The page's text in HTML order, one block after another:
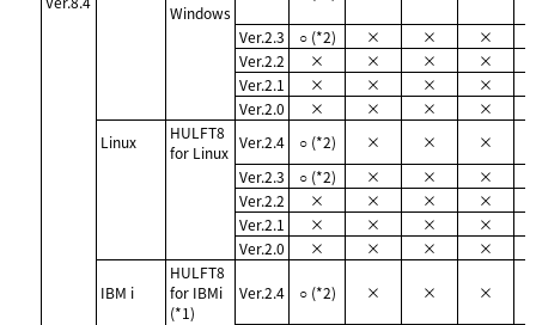
Windows
Ver.2.3 ○ (*2) × × ×
Ver.2.2
× × × ×
Ver.2.1
× × × ×
Ver.2.0
× × × ×
Linux
HULFT8
for Linux
Ver.2.4 ○ (*2) × × ×
Ver.2.3
○ (*2) × × ×
Ver.2.2
× × × ×
Ver.2.1
× × × ×
Ver.2.0
× × × ×
IBM i
HULFT8
for IBMi
(*1)
Ver.2.4 ○ (*2) × × ×